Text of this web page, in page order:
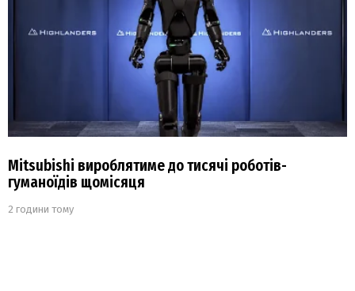
Mitsubishi вироблятиме до тисячі роботів-
гуманоїдів щомісяця
2 години тому